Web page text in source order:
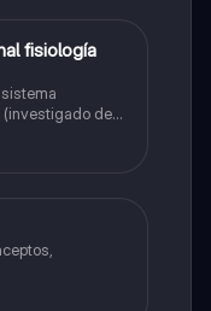
fisiología
(investigado de
)